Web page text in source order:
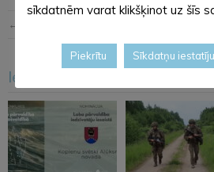
← Iepriekšējā ziņa
Iesakām arī šo
sīkdatnēm varat klikšķinot uz šīs
Piekrītu Sīkdatņu